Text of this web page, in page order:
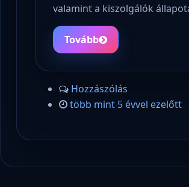
valamint a kiszolgálók
Tovább
Hozzászólás
több mint 5 évvel ezelőtt